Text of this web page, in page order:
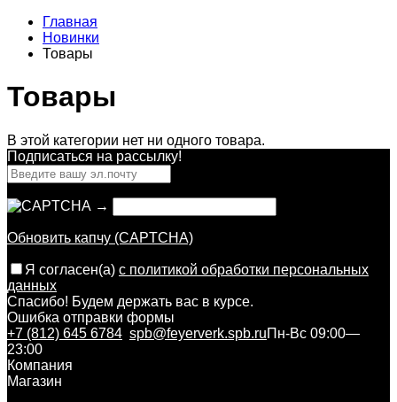
Главная
Новинки
Товары
Товары
В этой категории нет ни одного товара.
Подписаться на рассылкy!
→
Обновить капчу (CAPTCHA)
Я согласен(a) с политикой обработки персональных
данных
Спасибо! Будем держать вас в курсе.
Ошибка отправки формы
+7 (812) 645 6784 spb@feyerverk.spb.ruПн-Вс 09:00—
23:00
Компания
Магазин